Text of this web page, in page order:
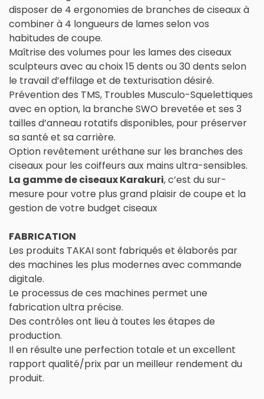
disposer de 4 ergonomies de branches de ciseaux à
combiner à 4 longueurs de lames selon vos
habitudes de coupe.
Maîtrise des volumes pour les lames des ciseaux
sculpteurs avec au choix 15 dents ou 30 dents selon
le travail d’effilage et de texturisation désiré.
Prévention des TMS, Troubles Musculo-Squelettiques
avec en option, la branche SWO brevetée et ses 3
tailles d’anneau rotatifs disponibles, pour préserver
sa santé et sa carrière.
Option revêtement uréthane sur les branches des
ciseaux pour les coiffeurs aux mains ultra-sensibles.
La gamme de ciseaux Karakuri, c’est du sur-
mesure pour votre plus grand plaisir de coupe et la
gestion de votre budget ciseaux
FABRICATION
Les produits TAKAI sont fabriqués et élaborés par
des machines les plus modernes avec commande
digitale.
Le processus de ces machines permet une
fabrication ultra précise.
Des contrôles ont lieu à toutes les étapes de
production.
Il en résulte une perfection totale et un excellent
rapport qualité/prix par un meilleur rendement du
produit.